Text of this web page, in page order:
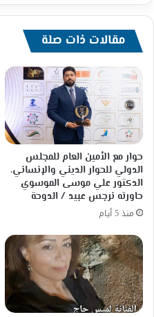
مقالات ذات صلة
حوار مع الأمين العام للمجلس
الدولي للحوار الديني والإنساني،
الدكتور علي موسى الموسوي
حاورته نرجس عبيد / الدوحة
منذ 5 أيام